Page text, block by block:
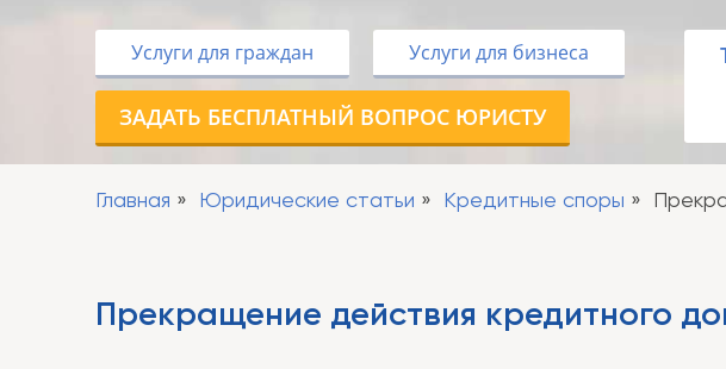
Услуги для граждан Услуги для бизнеса
ЗАДАТЬ БЕСПЛАТНЫЙ ВОПРОС ЮРИСТУ
Главная Юридические статьи Кредитные споры
Прекращение действия кредитного